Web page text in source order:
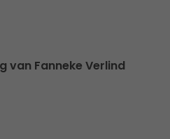
van Fanneke Verlind